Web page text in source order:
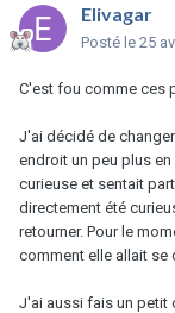
Elivagar
Posté le 25
C'est fou comme ces
J'ai décidé de
endroit un peu plus
curieuse et sentait
directement été
retourner. Pour le
comment elle allait se
J'ai aussi fais un petit